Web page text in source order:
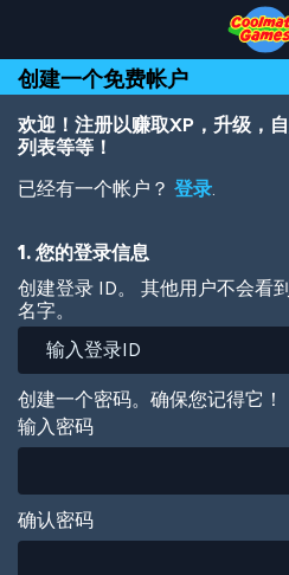
Top
of
Page
Navigation
Main
Content
Footer
到
主
要
内
容
创建一个免费帐户
欢迎！注册以赚取XP，升级，
列表等等！
已经有一个帐户？ 登录.
1. 您的登录信息
创建登录 ID。 其他用户不会看
名字。
创建一个密码。确保您记得它！
输入密码
确认密码